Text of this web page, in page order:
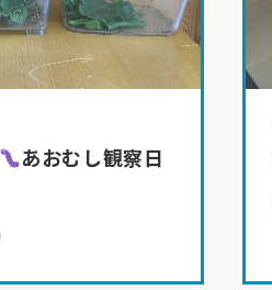
あおむし観察日